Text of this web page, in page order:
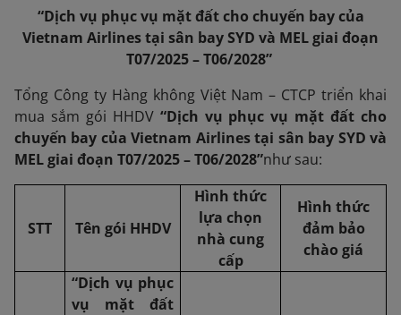
“Dịch vụ phục vụ mặt đất cho chuyến bay của
Vietnam Airlines tại sân bay SYD và MELgiai đoạn
T07/2025–T06/2028”
Tổng Công ty Hàng không Việt Nam – CTCP triển khai
mua sắm gói HHDV “Dịch vụ phục vụ mặt đất cho
chuyến bay của Vietnam Airlines tại sân bay SYD và
MELgiai đoạn T07/2025–T06/2028”như sau:
STT Tên gói HHDV
Hình thức
lựa chọn
nhà cung
cấp
Hình thức
đảm bảo
chào giá
“Dịch vụ phục
vụ mặt đất